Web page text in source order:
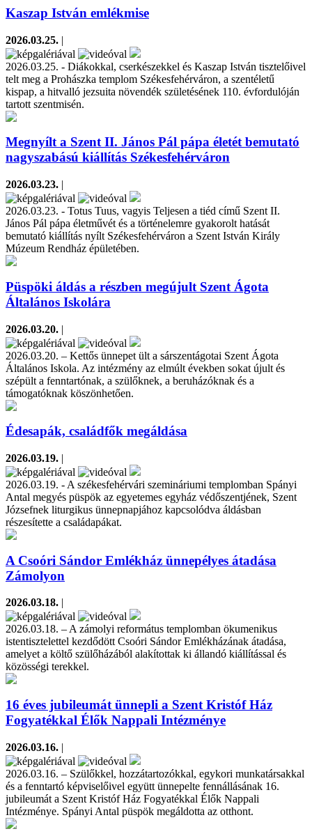
Kaszap István emlékmise
2026.03.25. |
2026.03.25. - Diákokkal, cserkészekkel és Kaszap István tisztelőivel
telt meg a Prohászka templom Székesfehérváron, a szentéletű
kispap, a hitvalló jezsuita növendék születésének 110. évfordulóján
tartott szentmisén.
Megnyílt a Szent II. János Pál pápa életét bemutató
nagyszabású kiállítás Székesfehérváron
2026.03.23. |
2026.03.23. - Totus Tuus, vagyis Teljesen a tiéd című Szent II.
János Pál pápa életművét és a történelemre gyakorolt hatását
bemutató kiállítás nyílt Székesfehérváron a Szent István Király
Múzeum Rendház épületében.
Püspöki áldás a részben megújult Szent Ágota
Általános Iskolára
2026.03.20. |
2026.03.20. – Kettős ünnepet ült a sárszentágotai Szent Ágota
Általános Iskola. Az intézmény az elmúlt években sokat újult és
szépült a fenntartónak, a szülőknek, a beruházóknak és a
támogatóknak köszönhetően.
Édesapák, családfők megáldása
2026.03.19. |
2026.03.19. - A székesfehérvári szemináriumi templomban Spányi
Antal megyés püspök az egyetemes egyház védőszentjének, Szent
Józsefnek liturgikus ünnepnapjához kapcsolódva áldásban
részesítette a családapákat.
A Csoóri Sándor Emlékház ünnepélyes átadása
Zámolyon
2026.03.18. |
2026.03.18. – A zámolyi református templomban ökumenikus
istentisztelettel kezdődött Csoóri Sándor Emlékházának átadása,
amelyet a költő szülőházából alakítottak ki állandó kiállítással és
közösségi terekkel.
16 éves jubileumát ünnepli a Szent Kristóf Ház
Fogyatékkal Élők Nappali Intézménye
2026.03.16. |
2026.03.16. – Szülőkkel, hozzátartozókkal, egykori munkatársakkal
és a fenntartó képviselőivel együtt ünnepelte fennállásának 16.
jubileumát a Szent Kristóf Ház Fogyatékkal Élők Nappali
Intézménye. Spányi Antal püspök megáldotta az otthont.